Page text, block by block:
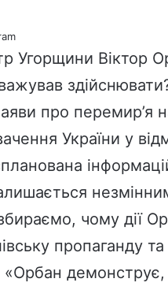
Угорщини Віктор
про перемир’я
України у
чому дії
пропаганду
«Орбан